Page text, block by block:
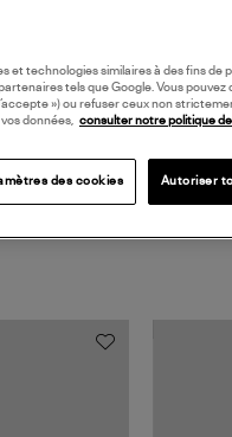
et technologies similaires à des fins
tels que Google. Vous pouvez
») ou refuser ceux non
vos données, consulter notre politique
des cookies Autoriser